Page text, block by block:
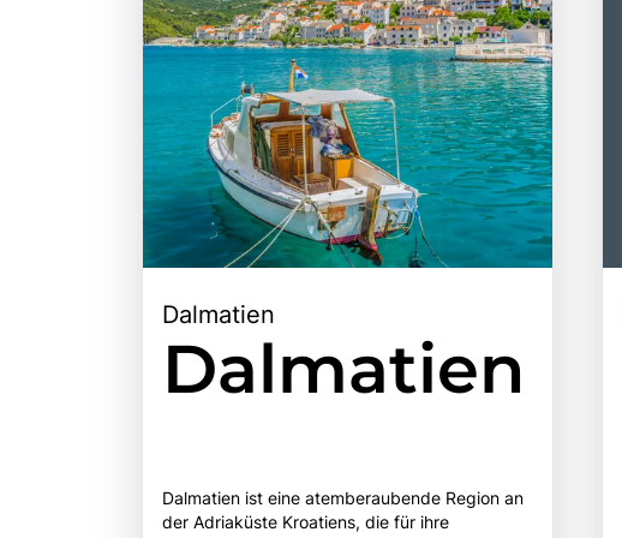
Dalmatien
Dalmatien
Dalmatien ist eine atemberaubende Region an
der Adriaküste Kroatiens, die für ihre